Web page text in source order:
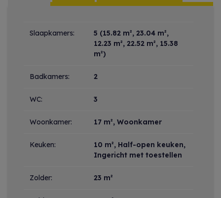
Indeling
Slaapkamers: 5 (15.82 m², 23.04 m²,
12.23 m², 22.52 m², 15.38
m²)
Badkamers: 2
WC: 3
Woonkamer: 17 m², Woonkamer
Keuken: 10 m², Half-open keuken,
Ingericht met toestellen
Zolder: 23 m²